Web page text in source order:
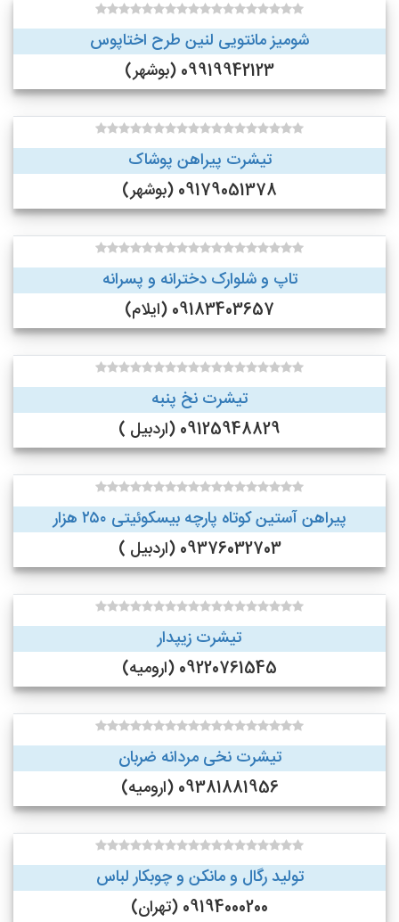
شومیز مانتویی لنین طرح اختاپوس
09919942123 (بوشهر)
تیشرت پیراهن پوشاک
09179051378 (بوشهر)
تاپ و شلوارک دخترانه و پسرانه
09183403657 (ایلام)
تیشرت نخ پنبه
09125948829 (اردبیل )
پیراهن آستین کوتاه پارچه بیسکوئیتی ۲۵۰ هزار
09376032703 (اردبیل )
تیشرت زیپدار
09220761545 (ارومیه)
تیشرت نخی مردانه ضربان
09381881956 (ارومیه)
تولید رگال و مانکن و چوبکار لباس
09194000200 (تهران)